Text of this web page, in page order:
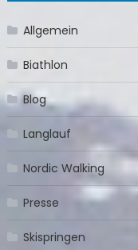
Allgemein
Biathlon
Blog
Langlauf
Nordic Walking
Presse
Skispringen